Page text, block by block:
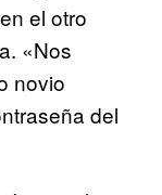
el otro
«Nos
novio
del